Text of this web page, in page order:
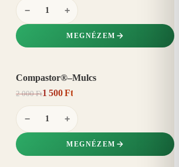
− +
MEGNÉZEM
Compastor®–Mulcs
2 000 Ft1 500 Ft
− +
MEGNÉZEM